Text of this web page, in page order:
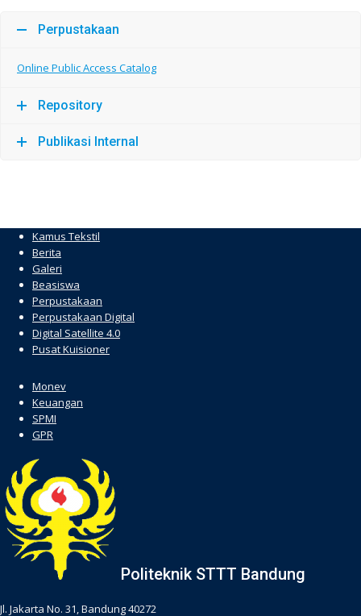
Perpustakaan
Online Public Access Catalog
Repository
Publikasi Internal
Kamus Tekstil
Berita
Galeri
Beasiswa
Perpustakaan
Perpustakaan Digital
Digital Satellite 4.0
Pusat Kuisioner
Monev
Keuangan
SPMI
GPR
Politeknik STTT Bandung
Jl. Jakarta No. 31, Bandung 40272